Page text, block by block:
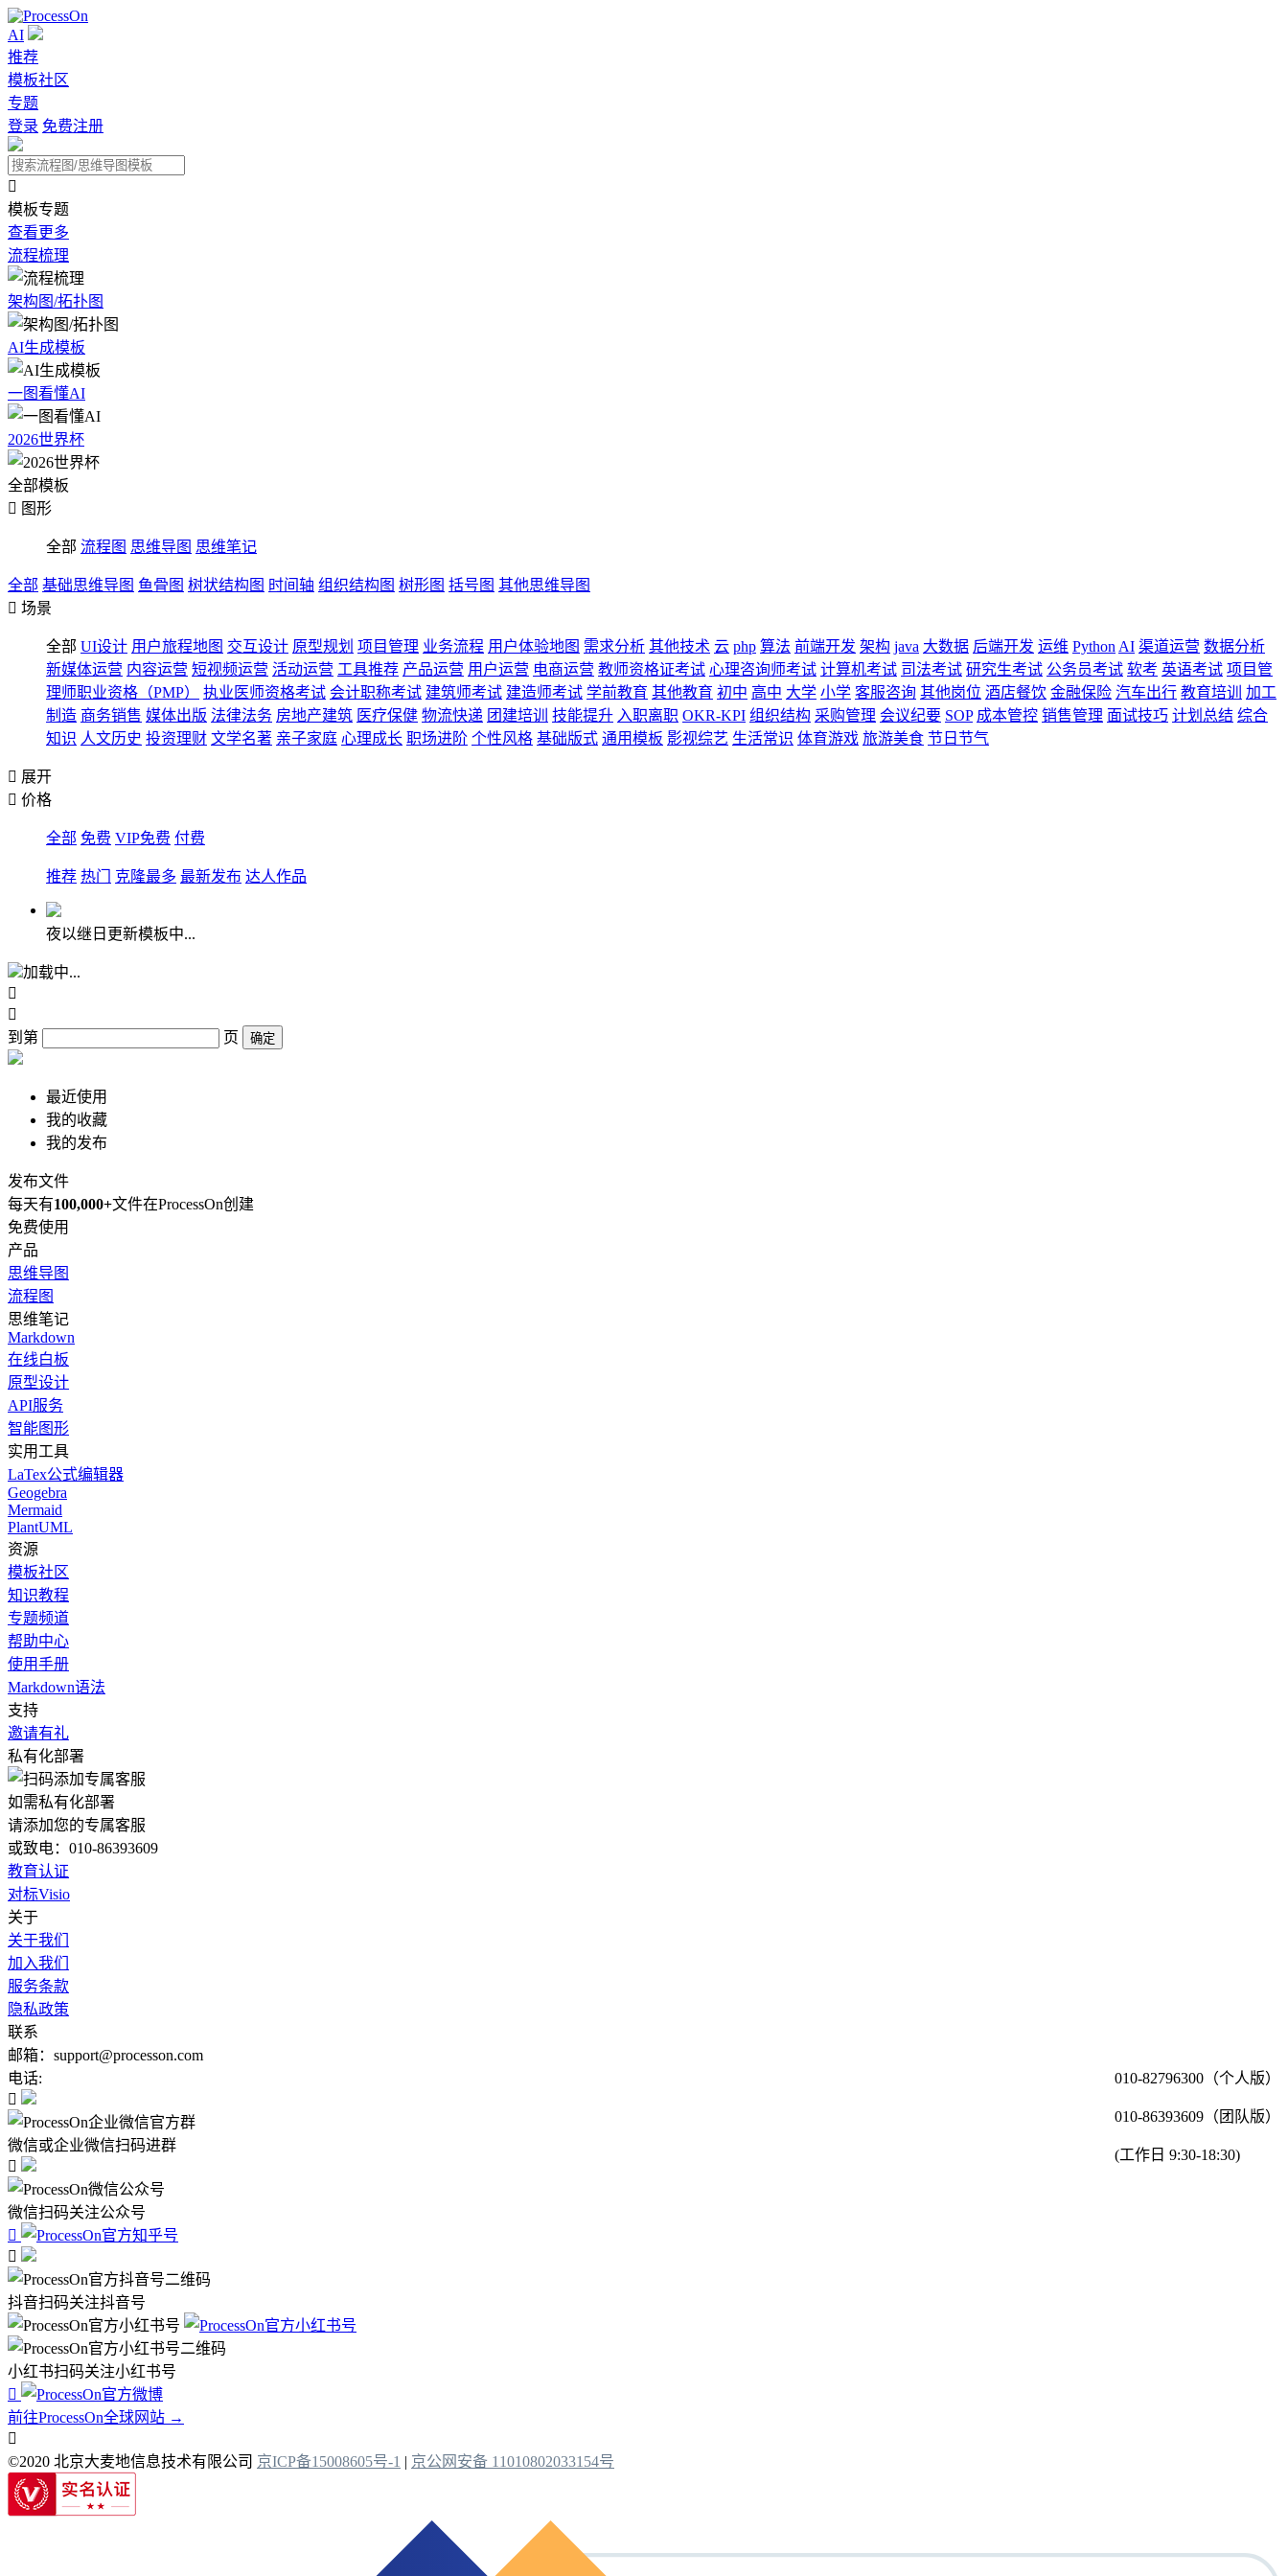
AI
推荐
模板社区
专题
登录 免费注册

模板专题
查看更多
流程梳理
架构图/拓扑图
AI生成模板
一图看懂AI
2026世界杯
全部模板
 图形
全部 流程图 思维导图 思维笔记
全部 基础思维导图 鱼骨图 树状结构图 时间轴 组织结构图 树形图 括号图 其他思维导图
 场景
全部 UI设计 用户旅程地图 交互设计 原型规划 项目管理 业务流程 用户体验地图 需求分析 其他技术 云 php 算法 前端开发 架构 java 大数据 后端开发 运维 Python AI 渠道运营 数据分析
新媒体运营 内容运营 短视频运营 活动运营 工具推荐 产品运营 用户运营 电商运营 教师资格证考试 心理咨询师考试 计算机考试 司法考试 研究生考试 公务员考试 软考 英语考试 项目管
理师职业资格（PMP）
执业医师资格考试 会计职称考试 建筑师考试 建造师考试 学前教育 其他教育 初中 高中 大学 小学 客服咨询 其他岗位 酒店餐饮 金融保险 汽车出行 教育培训
加工
制造 商务销售 媒体出版 法律法务 房地产建筑 医疗保健 物流快递 团建培训 技能提升 入职离职 OKR-KPI 组织结构 采购管理 会议纪要 SOP 成本管控 销售管理 面试技巧 计划总结 综合
知识 人文历史 投资理财 文学名著 亲子家庭 心理成长 职场进阶 个性风格 基础版式 通用模板 影视综艺 生活常识 体育游戏 旅游美食 节日节气
 展开
 价格
全部 免费 VIP免费 付费
推荐 热门 克隆最多 最新发布 达人作品
夜以继日更新模板中...
加载中...


到第
页 确定
最近使用
我的收藏
我的发布
发布文件
每天有100,000+文件在ProcessOn创建
免费使用
产品
思维导图
流程图
思维笔记
Markdown
在线白板
原型设计
API服务
智能图形
实用工具
LaTex公式编辑器
Geogebra
Mermaid
PlantUML
资源
模板社区
知识教程
专题频道
帮助中心
使用手册
Markdown语法
支持
邀请有礼
私有化部署
如需私有化部署
请添加您的专属客服
或致电：010-86393609
教育认证
对标Visio
关于
关于我们
加入我们
服务条款
隐私政策
联系
邮箱：support@processon.com
电话:
010-82796300（个人版）
010-86393609（团队版）
(工作日 9:30-18:30)

微信或企业微信扫码进群

微信扫码关注公众号


抖音扫码关注抖音号
小红书扫码关注小红书号

前往ProcessOn全球网站 →

©2020 北京大麦地信息技术有限公司 京ICP备15008605号-1 | 京公网安备 11010802033154号